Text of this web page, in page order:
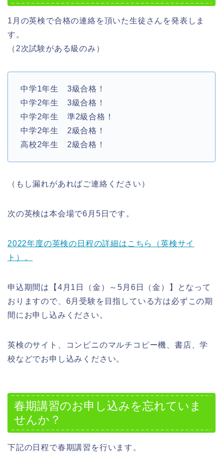
1月の英検で合格の連絡を頂いた生徒さんを発表しま
す。
（2次試験がある級のみ）
中学1年生 3級合格！
中学2年生 3級合格！
中学2年生 準2級合格！
中学2年生 2級合格！
高校2年生 2級合格！
（もし漏れがあればご連絡ください）
次の英検は本会場で6月5日です。
2022年度の英検の日程の詳細はこちら（英検サイ
ト）。
申込期間は【4月1日（金）～5月6日（金）】となって
おりますので、6月受験を目指している方は必ずこの期
間にお申し込みください。
英検のサイト、コンビニのマルチコピー機、書店、学
校などでお申し込みください。
春期講習のお申し込みを忘れていま
せんか？
下記の日程で春期講習を行います。